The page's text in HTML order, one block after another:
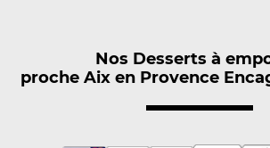
Nos Desserts à
proche Aix en Provence